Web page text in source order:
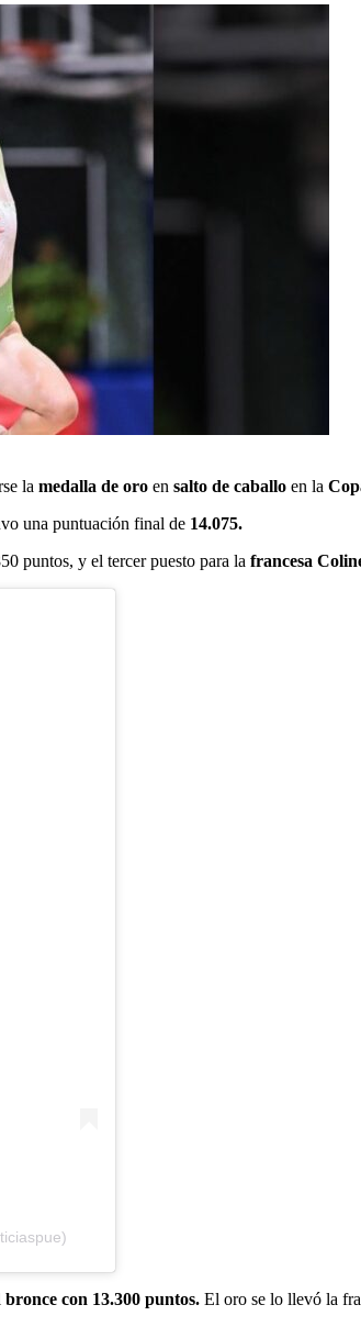
la medalla de oro en salto de caballo en la
una puntuación final de 14.075.
puntos, y el tercer puesto para la francesa
bronce con 13.300 puntos. El oro se lo llevó la